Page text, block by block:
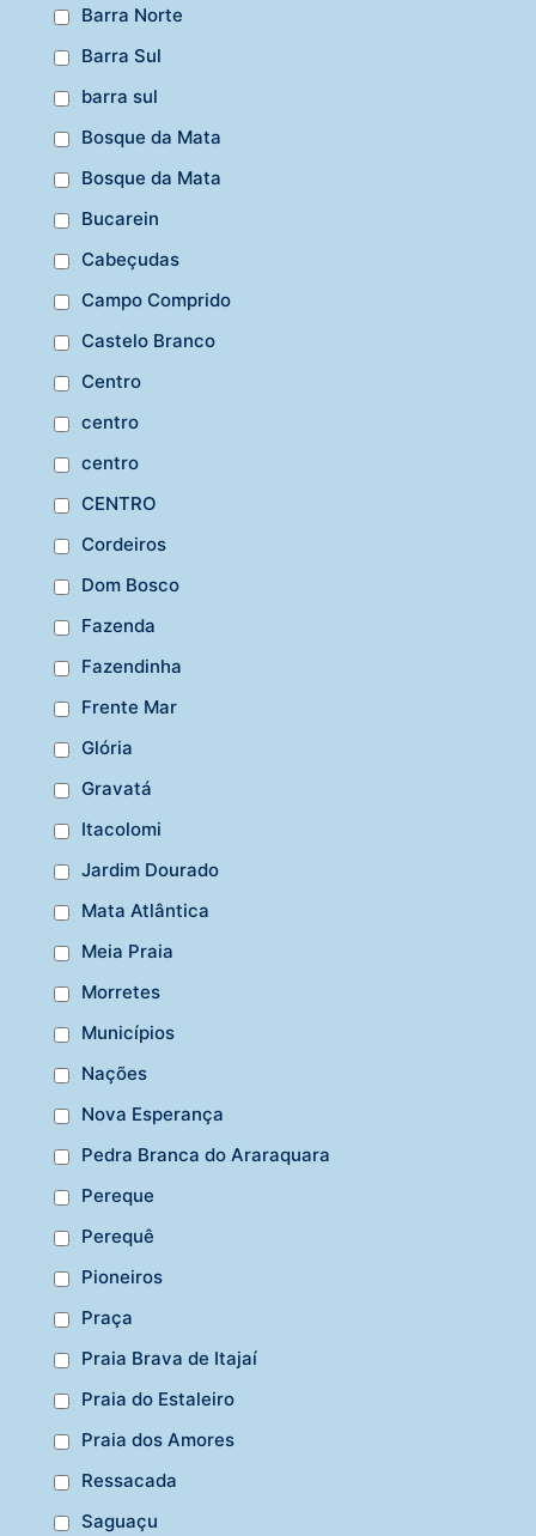
Barra Norte
Barra Sul
barra sul
Bosque da Mata
Bosque da Mata
Bucarein
Cabeçudas
Campo Comprido
Castelo Branco
Centro
centro
centro
CENTRO
Cordeiros
Dom Bosco
Fazenda
Fazendinha
Frente Mar
Glória
Gravatá
Itacolomi
Jardim Dourado
Mata Atlântica
Meia Praia
Morretes
Municípios
Nações
Nova Esperança
Pedra Branca do Araraquara
Pereque
Perequê
Pioneiros
Praça
Praia Brava de Itajaí
Praia do Estaleiro
Praia dos Amores
Ressacada
Saguaçu